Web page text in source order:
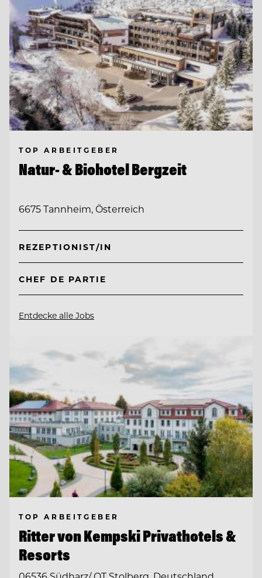
TOP ARBEITGEBER
Natur- & Biohotel Bergzeit
6675 Tannheim, Österreich
REZEPTIONIST/IN
CHEF DE PARTIE
Entdecke alle Jobs
TOP ARBEITGEBER
Ritter von Kempski Privathotels &
Resorts